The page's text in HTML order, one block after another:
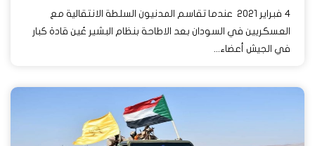
4 فبراير 2021 عندما تقاسم المدنيون السلطة الانتقالية مع
العسكريين في السودان بعد الاطاحة بنظام البشير عُين قادة كبار
في الجيش أعضاء...